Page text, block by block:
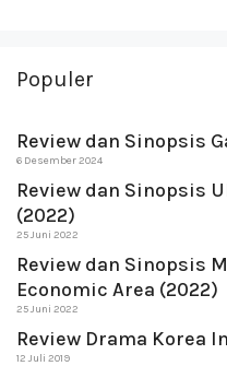
Populer
Review dan Sinopsis
6 Desember 2024
Review dan Sinopsis
(2022)
25 Juni 2022
Review dan Sinopsis
Economic Area (2022)
25 Juni 2022
Review Drama Korea
12 Juli 2019